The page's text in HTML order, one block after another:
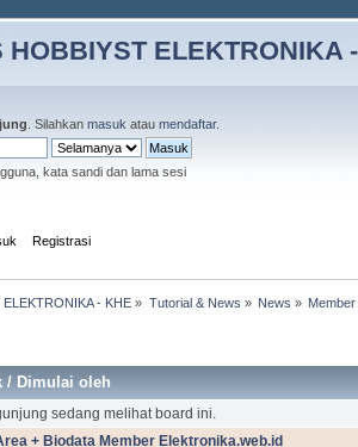
HOBBIYST ELEKTRONIKA
. Silahkan masuk atau mendaftar.
kata sandi dan lama sesi
Registrasi
- KHE » Tutorial & News » News »
/Dimulai oleh
sedang melihat board ini.
+ Biodata Member Elektronika.web.id